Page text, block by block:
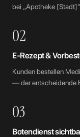
bei „Apotheke
02
E-Rezept &
Kunden bestellen
— der entscheidende
03
Botendienst